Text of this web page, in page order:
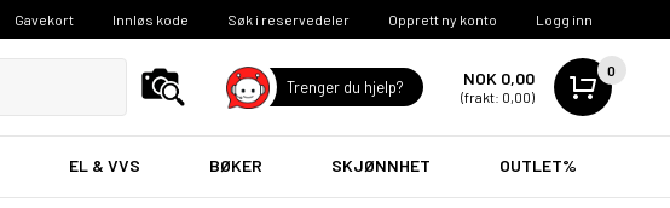
Gavekort Innløs kode Søk i reservedeler Opprett ny konto Logg inn
Trenger du hjelp? NOK 0,00
(frakt: 0,00)
0
EL & VVS BØKER SKJØNNHET OUTLET%